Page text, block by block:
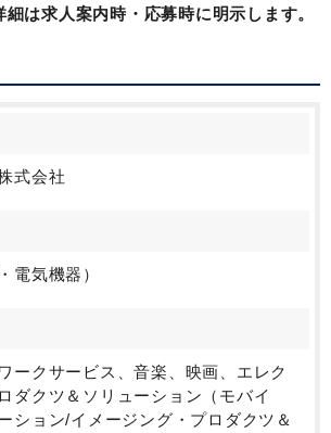
は求人案内時・応募時に明示します。
式会社
電気機器）
ークサービス、音楽、映画、エレク
ダクツ＆ソリューション（モバイ
ション/イメージング・プロダクツ＆